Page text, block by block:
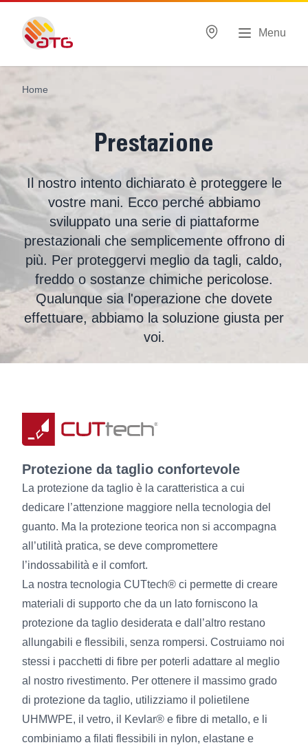
Menu
Home
Prestazione
Il nostro intento dichiarato è proteggere le
vostre mani. Ecco perché abbiamo
sviluppato una serie di piattaforme
prestazionali che semplicemente offrono di
più. Per proteggervi meglio da tagli, caldo,
freddo o sostanze chimiche pericolose.
Qualunque sia l'operazione che dovete
effettuare, abbiamo la soluzione giusta per
voi.
Protezione da taglio confortevole
La protezione da taglio è la caratteristica a cui
dedicare l’attenzione maggiore nella tecnologia del
guanto. Ma la protezione teorica non si accompagna
all’utilità pratica, se deve compromettere
l’indossabilità e il comfort.
La nostra tecnologia CUTtech® ci permette di creare
materiali di supporto che da un lato forniscono la
protezione da taglio desiderata e dall’altro restano
allungabili e flessibili, senza rompersi. Costruiamo noi
stessi i pacchetti di fibre per poterli adattare al meglio
al nostro rivestimento. Per ottenere il massimo grado
di protezione da taglio, utilizziamo il polietilene
UHMWPE, il vetro, il Kevlar® e fibre di metallo, e li
combiniamo a filati flessibili in nylon, elastane e